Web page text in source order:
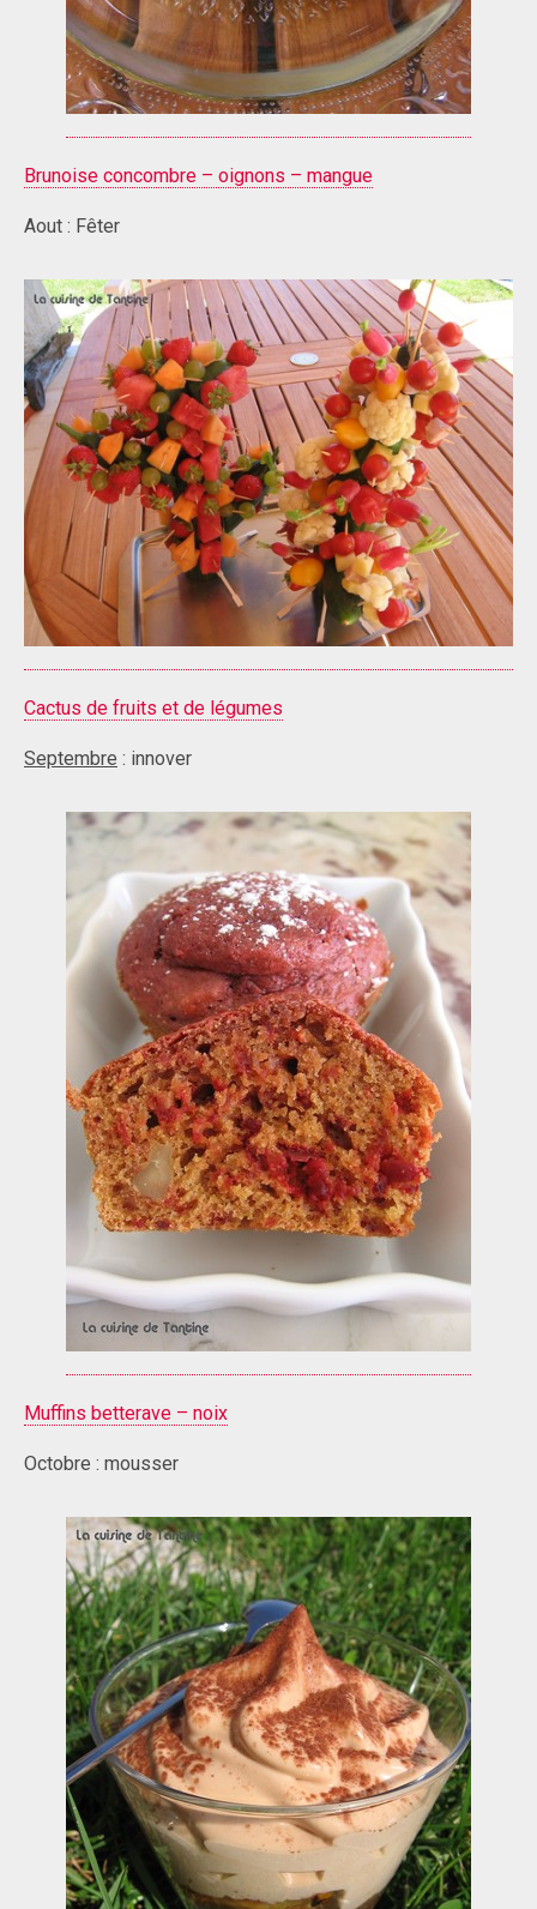
Brunoise concombre – oignons – mangue
Aout : Fêter
Cactus de fruits et de légumes
Septembre : innover
Muffins betterave – noix
Octobre : mousser